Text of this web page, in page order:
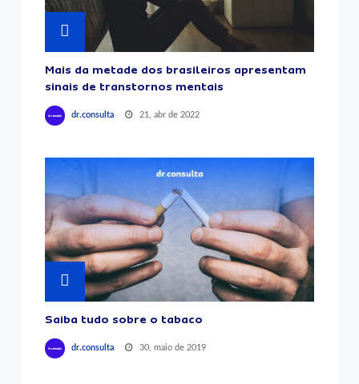
Mais da metade dos brasileiros apresentam
sinais de transtornos mentais
dr.consulta 21, abr de 2022
Saiba tudo sobre o tabaco
dr.consulta 30, maio de 2019